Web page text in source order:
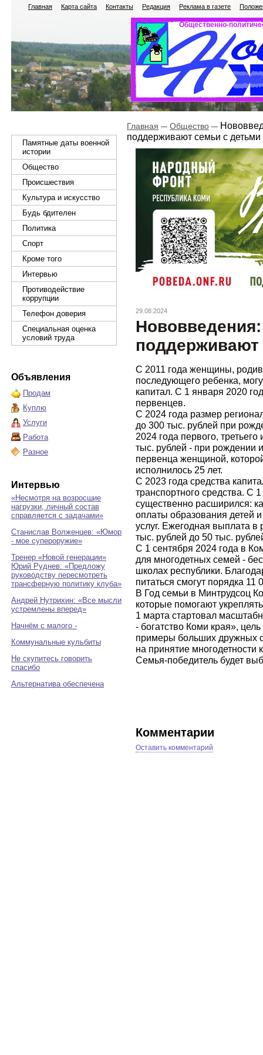
Главная Карта сайта Контакты Редакция Реклама в газете
Общественно-
Памятные даты военной
истории
Общество
Происшествия
Культура и искусство
Будь бдителен
Политика
Спорт
Кроме того
Интервью
Противодействие
коррупции
Телефон доверия
Специальная оценка
условий труда
Объявления
Продам
Куплю
Услуги
Работа
Разное
Интервью
«Несмотря на возросшие
нагрузки, личный состав
справляется с задачами»
Станислав Волженцев: «Юмор
- мое супероружие»
Тренер «Новой генерации»
Юрий Руднев: «Предложу
руководству пересмотреть
трансферную политику клуба»
Андрей Нутрихин: «Все мысли
устремлены вперед»
Начнём с малого -
Коммунальные кульбиты
Не скупитесь говорить
спасибо
Альтернатива обеспечена
Главная Общество
поддерживают семьи с детьми
29.08.2024
С 2011 года женщины,
последующего ребенка,
капитал. С 1 января 2020
первенцев.
С 2024 года размер
до 300 тыс. рублей при
2024 года первого,
тыс. рублей - при рождении
первенца женщиной,
исполнилось 25 лет.
С 2023 года средства
транспортного средства. С
существенно расширился:
оплаты образования детей
услуг. Ежегодная выплата
тыс. рублей до 50 тыс.
С 1 сентября 2024 года в
для многодетных семей -
школах республики.
питаться смогут порядка 11
В Год семьи в Минтрудсоц
которые помогают
1 марта стартовал
- богатство Коми края»,
примеры больших дружных
на принятие многодетности
Семья-победитель будет
Комментарии
Оставить комментарий